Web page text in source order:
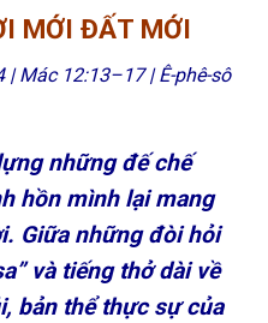
MỚI ĐẤT MỚI
| Mác 12:13–17 | Ê-phê-sô
những đế chế
hồn mình lại mang
Giữa những đòi hỏi
và tiếng thở dài về
bản thể thực sự của